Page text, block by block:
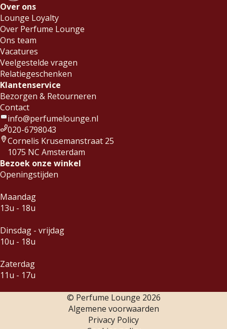
Over ons
Lounge Loyalty
Over Perfume Lounge
Ons team
Vacatures
Veelgestelde vragen
Relatiegeschenken
Klantenservice
Bezorgen & Retourneren
Contact
info@perfumelounge.nl
020-6798043
Cornelis Krusemanstraat 25
1075 NC Amsterdam
Bezoek onze winkel
Openingstijden
Maandag
13u - 18u
Dinsdag - vrijdag
10u - 18u
Zaterdag
11u - 17u
© Perfume Lounge 2026
Algemene voorwaarden
Privacy Policy